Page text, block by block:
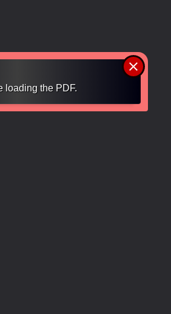
loading the PDF.
clear